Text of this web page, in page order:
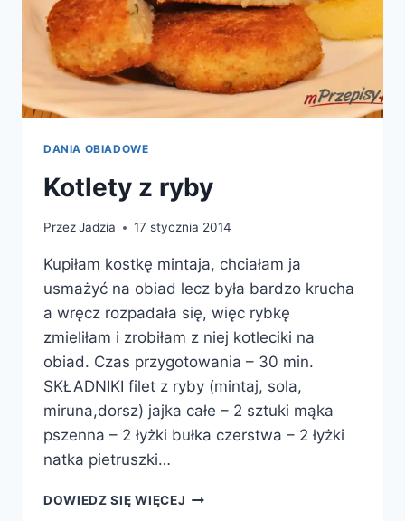
DANIA OBIADOWE
Kotlety z ryby
PrzezJadzia 17 stycznia 2014
Kupiłam kostkę mintaja, chciałam ja
usmażyć na obiad lecz była bardzo krucha
a wręcz rozpadała się, więc rybkę
zmieliłam i zrobiłam z niej kotleciki na
obiad. Czas przygotowania – 30 min.
SKŁADNIKI filet z ryby (mintaj, sola,
miruna,dorsz) jajka całe – 2 sztuki mąka
pszenna – 2 łyżki bułka czerstwa – 2 łyżki
natka pietruszki…
DOWIEDZ SIĘ WIĘCEJ KOTLETY